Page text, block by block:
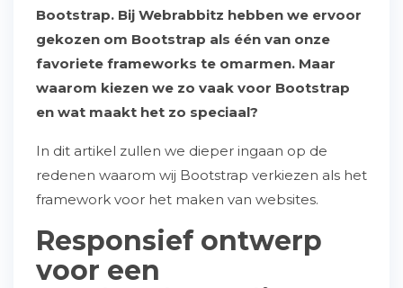
Bootstrap. Bij Webrabbitz hebben we ervoor
gekozen om Bootstrap als één van onze
favoriete frameworks te omarmen. Maar
waarom kiezen we zo vaak voor Bootstrap
en wat maakt het zo speciaal?
In dit artikel zullen we dieper ingaan op de
redenen waarom wij Bootstrap verkiezen als het
framework voor het maken van websites.
Responsief ontwerp
voor een